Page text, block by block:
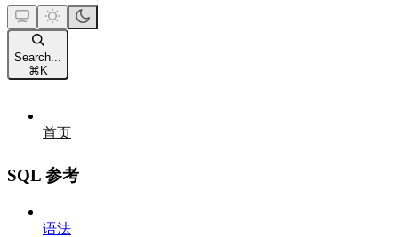
Search...
⌘ K
首页
SQL 参考
语法